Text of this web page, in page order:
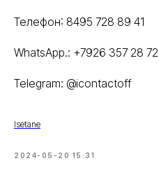
Телефон: 8495 728 89 41
WhatsApp.: +7926 357 28 72
Telegram: @icontactoff
Isetane
2024-05-20 15:31